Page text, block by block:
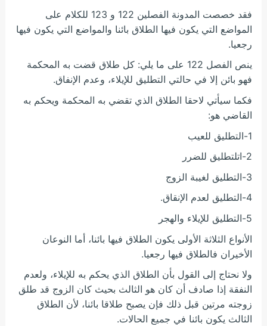
فقد خصصت المدونة الفصلين 122 و 123 للكلام على
المواضع التي يكون فيها الطلاق بائنا والمواضع التي يكون فيها
رجعيا.
ينص الفصل 122 على ما يلي: كل طلاق قضت به المحكمة
فهو بائن إلا في حالتي التطليق للإيلاء، وعدم الإنفاق.
فكما سيأتي لاحقا الطلاق الذي تقضي به المحكمة ويحكم به
القاضي هو:
1-التطليق للعيب
2-اتلتطليق للضرر
3-التطليق لغيبة الزوج
4-التطليق لعدم الإنقاق.
5-التطليق للإيلاء والهجر
الأنواع الثلاثة الأولى يكون الطلاق فيها بائنا، أما النوعان
الأخيران فالطلاق فيها رجعيا.
ولا نحتاج إلى القول بأن الطلاق الذي يحكم به للإيلاء، ولعدم
النفقة إذا صادف أن كان هو الثالث بحيث كان الزوج قد طلق
زوجته مرتين قبل ذلك فإن يصبح طلاقا بائنا، لأن الطلاق
الثالث يكون بائنا في جميع الحالات.